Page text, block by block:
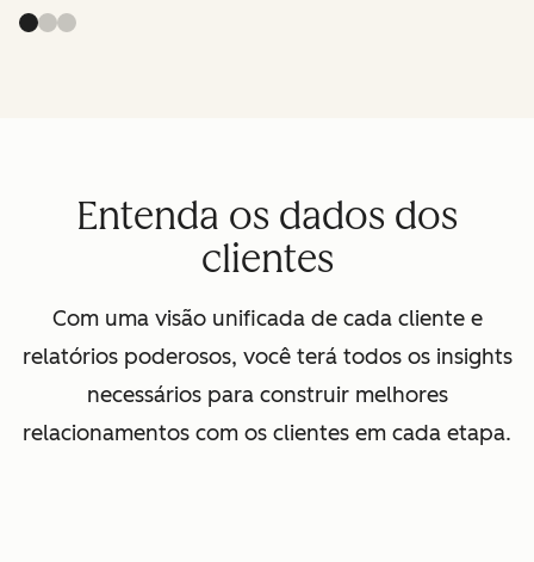
Entenda os dados dos
clientes
Com uma visão unificada de cada cliente e
relatórios poderosos, você terá todos os insights
necessários para construir melhores
relacionamentos com os clientes em cada etapa.